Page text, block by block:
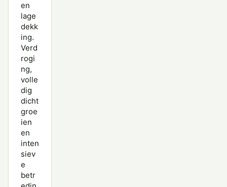
en
lage
dekk
ing.
Verd
rogi
ng,
volle
dig
dicht
groe
ien
en
inten
siev
e
betr